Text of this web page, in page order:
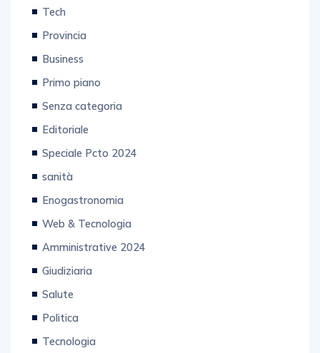
Tech
Provincia
Business
Primo piano
Senza categoria
Editoriale
Speciale Pcto 2024
sanità
Enogastronomia
Web & Tecnologia
Amministrative 2024
Giudiziaria
Salute
Politica
Tecnologia